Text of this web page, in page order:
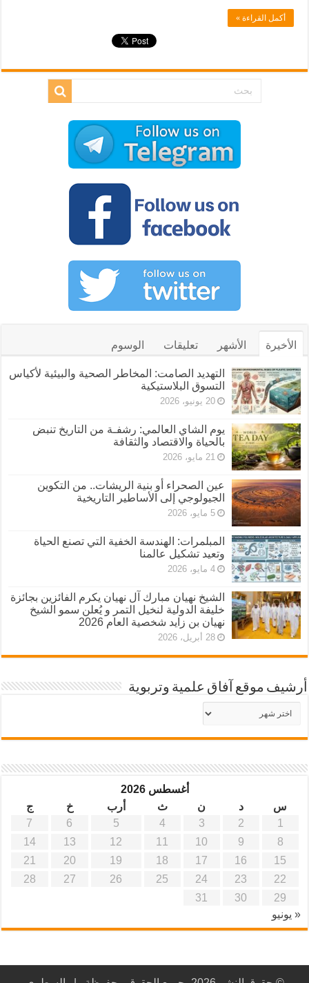
أكمل القراءة »
الأخيرة الأشهر تعليقات الوسوم
التهديد الصامت: المخاطر الصحية والبيئية لأكياس
التسوق البلاستيكية
20 يونيو، 2026
يوم الشاي العالمي: رشفـة من التاريخ تنبض
بالحياة والاقتصاد والثقافة
21 مايو، 2026
عين الصحراء أو بنية الريشات.. من التكوين
الجيولوجي إلى الأساطير التاريخية
5 مايو، 2026
المبلمرات: الهندسة الخفية التي تصنع الحياة
وتعيد تشكيل عالمنا
4 مايو، 2026
الشيخ نهيان مبارك آل نهيان يكرم الفائزين بجائزة
خليفة الدولية لنخيل التمر و يُعلن سمو الشيخ
نهيان بن زايد شخصية العام 2026
28 أبريل، 2026
أرشيف موقع آفاق علمية وتربوية
أرشيف
موقع
آفاق
أغسطس 2026
س
د ن ث أرب خ
ج
1
2
3
4
5
6
7
8
9
10
11
12
13
14
15
16
17
18
19
20
21
22
23
24
25
26
27
28
29
30
31
« يونيو